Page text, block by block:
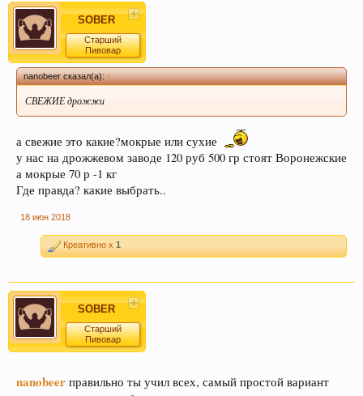
SOBER
Старший
Пивовар
nanobeer сказал(а):↑
СВЕЖИЕ дрожжи
а свежие это какие?мокрые или сухие
у нас на дрожжевом заводе 120 руб 500 гр стоят Воронежские
а мокрые 70 р -1 кг
Где правда? какие выбрать..
18 июн 2018
Креативно x 1
SOBER
Старший
Пивовар
nanobeer правильно ты учил всех, самый простой вариант